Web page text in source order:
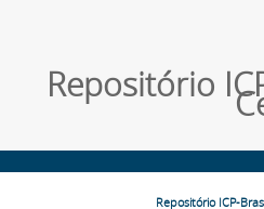
Repositório
Repositório ICP-